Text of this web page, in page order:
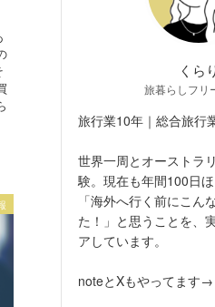
くら
旅暮らしフリ
旅行業10年｜総合旅行
世界一周とオーストラ
験。現在も年間100日ほ
「海外へ行く前にこん
た！」と思うことを、
アしています。
noteとXもやってます